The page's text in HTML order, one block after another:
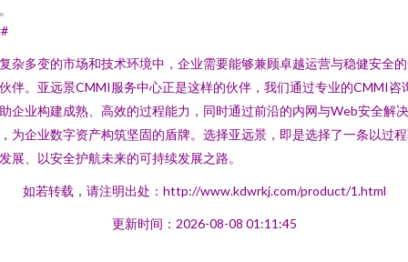
杂多变的市场和技术环境中，企业需要能够兼顾卓越运营与稳健安全
伴。亚远景CMMI服务中心正是这样的伙伴，我们通过专业的CMMI咨
企业构建成熟、高效的过程能力，同时通过前沿的内网与Web安全解
为企业数字资产构筑坚固的盾牌。选择亚远景，即是选择了一条以过
展、以安全护航未来的可持续发展之路。
如若转载，请注明出处：http://www.kdwrkj.com/product/1.html
更新时间：2026-08-08 01:11:45